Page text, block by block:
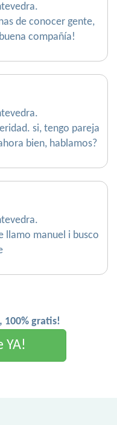
de conocer gente,
compañía!
si, tengo pareja
bien, hablamos?
llamo manuel i busco
100% gratis!
YA!